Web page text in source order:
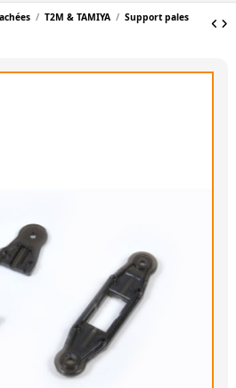
T2M & TAMIYA
Support pales